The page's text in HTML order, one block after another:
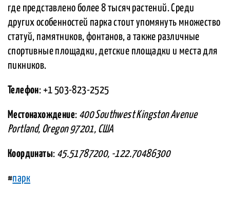
где представлено более 8 тысяч растений. Среди
других особенностей парка стоит упомянуть множество
статуй, памятников, фонтанов, а также различные
спортивные площадки, детские площадки и места для
пикников.
Телефон: +1 503-823-2525
Местонахождение: 400 Southwest Kingston Avenue
Portland, Oregon 97201, США
Координаты: 45.51787200, -122.70486300
#парк